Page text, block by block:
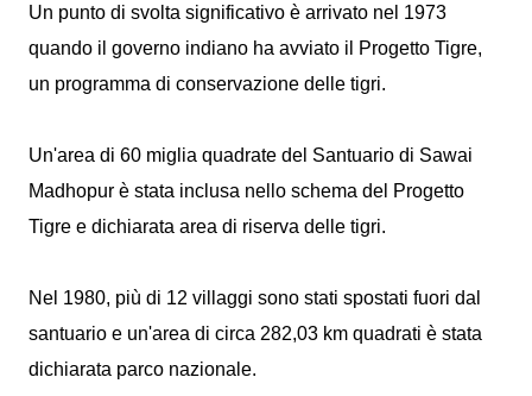
Un punto di svolta significativo è arrivato nel 1973
quando il governo indiano ha avviato il Progetto Tigre,
un programma di conservazione delle tigri.
Un'area di 60 miglia quadrate del Santuario di Sawai
Madhopur è stata inclusa nello schema del Progetto
Tigre e dichiarata area di riserva delle tigri.
Nel 1980, più di 12 villaggi sono stati spostati fuori dal
santuario e un'area di circa 282,03 km quadrati è stata
dichiarata parco nazionale.